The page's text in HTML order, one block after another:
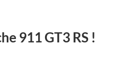
911 GT3 RS !